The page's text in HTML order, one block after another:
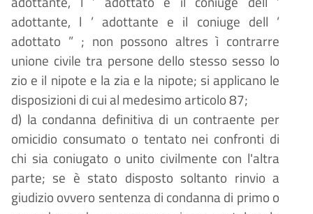
adottante, l ’ adottante e il coniuge dell ’
adottato ” ; non possono altres ì contrarre
unione civile tra persone dello stesso sesso lo
zio e il nipote e la zia e la nipote; si applicano le
disposizioni di cui al medesimo articolo 87;
d) la condanna definitiva di un contraente per
omicidio consumato o tentato nei confronti di
chi sia coniugato o unito civilmente con l'altra
parte; se è stato disposto soltanto rinvio a
giudizio ovvero sentenza di condanna di primo o